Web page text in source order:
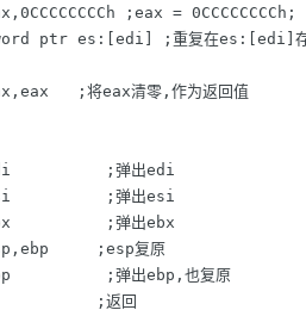
;eax = 0CCCCCCCCh;
es:[edi] ;重复在es:[edi]存入30个
;将eax清零,作为返回值
;弹出edi
;弹出esi
;弹出ebx
;esp复原
;弹出ebp,也复原